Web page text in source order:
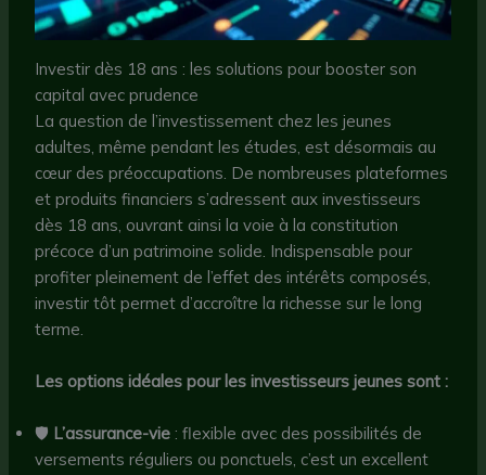
Investir dès 18 ans : les solutions pour booster son
capital avec prudence
La question de l’investissement chez les jeunes
adultes, même pendant les études, est désormais au
cœur des préoccupations. De nombreuses plateformes
et produits financiers s’adressent aux investisseurs
dès 18 ans, ouvrant ainsi la voie à la constitution
précoce d’un patrimoine solide. Indispensable pour
profiter pleinement de l’effet des intérêts composés,
investir tôt permet d’accroître la richesse sur le long
terme.
Les options idéales pour les investisseurs jeunes sont :
🛡️ L’assurance-vie : flexible avec des possibilités de
versements réguliers ou ponctuels, c’est un excellent